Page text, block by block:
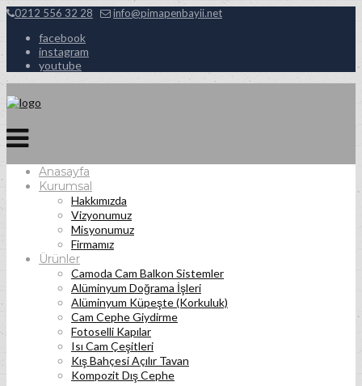
0212 556 32 28 info@pimapenbayii.net
facebook
instagram
youtube
Anasayfa
Kurumsal
Hakkımızda
Vizyonumuz
Misyonumuz
Firmamız
Ürünler
Camoda Cam Balkon Sistemler
Alüminyum Doğrama İşleri
Alüminyum Küpeşte (Korkuluk)
Cam Cephe Giydirme
Fotoselli Kapılar
Isı Cam Çeşitleri
Kış Bahçesi Açılır Tavan
Kompozit Dış Cephe